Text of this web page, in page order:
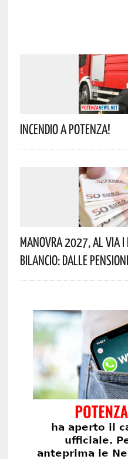
Incendio A Potenza!
Manovra 2027, Al Via
Bilancio: Dalle